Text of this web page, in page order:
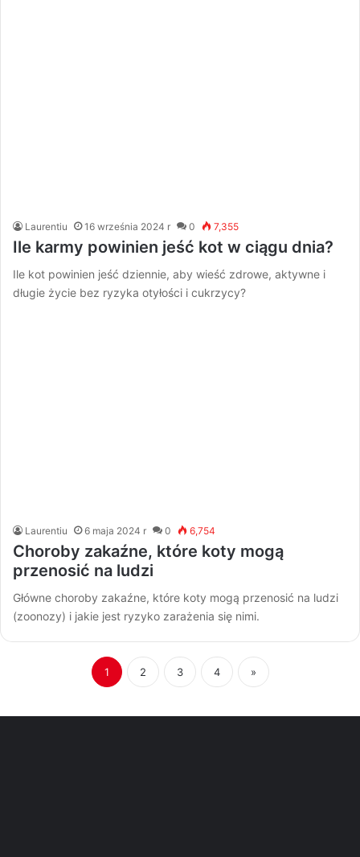
Laurentiu 16 września 2024 r 0 7,355
Ile karmy powinien jeść kot w ciągu dnia?
Ile kot powinien jeść dziennie, aby wieść zdrowe, aktywne i
długie życie bez ryzyka otyłości i cukrzycy?
Laurentiu 6 maja 2024 r 0 6,754
Choroby zakaźne, które koty mogą
przenosić na ludzi
Główne choroby zakaźne, które koty mogą przenosić na ludzi
(zoonozy) i jakie jest ryzyko zarażenia się nimi.
1 2 3 4 »